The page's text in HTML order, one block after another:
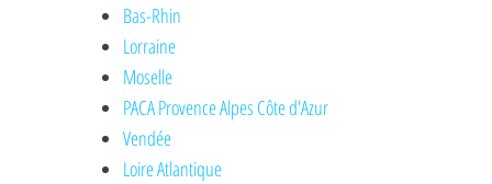
Bas-Rhin
Lorraine
Moselle
PACA Provence Alpes Côte d'Azur
Vendée
Loire Atlantique